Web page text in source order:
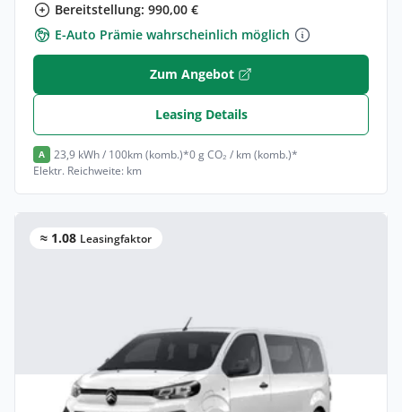
Bereitstellung: 990,00 €
E-Auto Prämie wahrscheinlich möglich
Zum Angebot
Leasing Details
A 23,9 kWh / 100km (komb.)*0 g CO₂ / km (komb.)*
Elektr. Reichweite: km
≈ 1.08 Leasingfaktor
Privat & Gewerbe